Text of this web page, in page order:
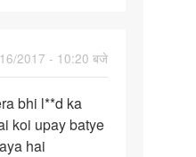
2017 - 10:20 बजे
bhi l**d ka
koi upay batye
hai